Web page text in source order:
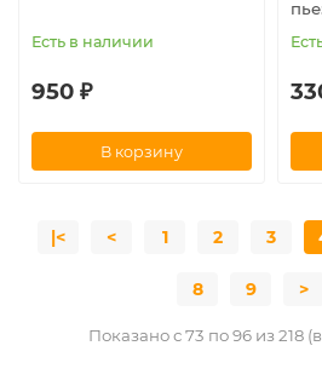
Есть в наличии
950 ₽
В корзину
|< < 1 2 3
8 9 >
Показано с 73 по 96 из 218